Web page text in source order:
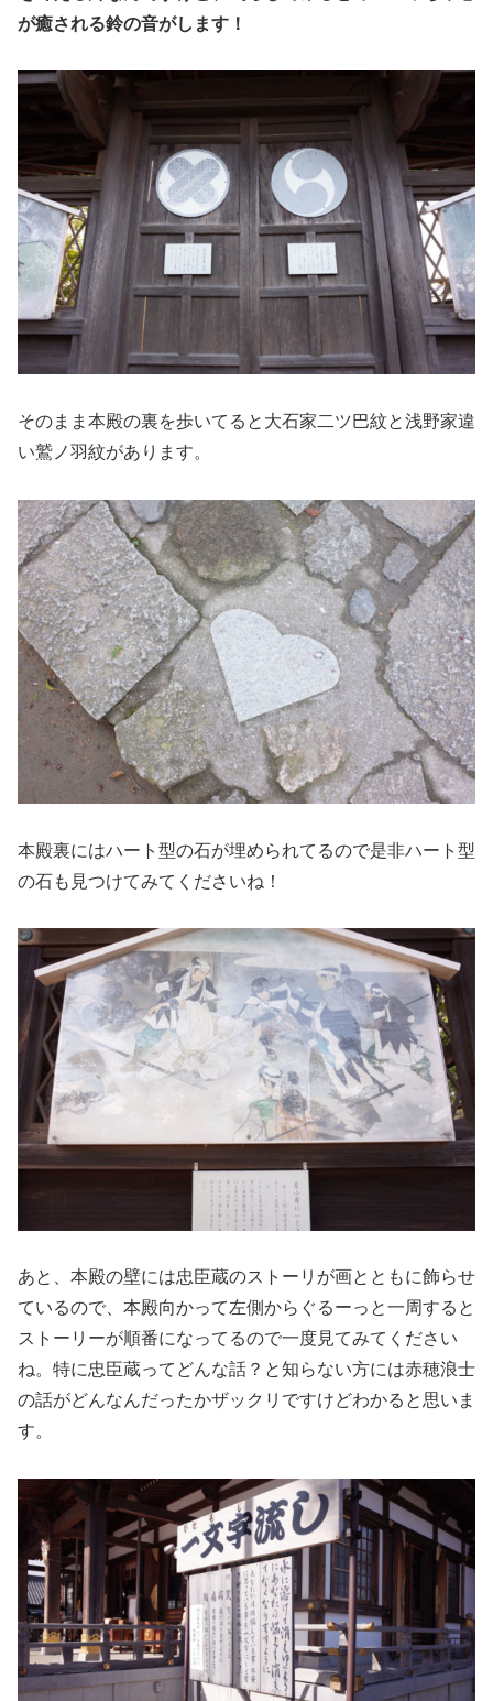
が癒される鈴の音がします！
そのまま本殿の裏を歩いてると大石家二ツ巴紋と浅野家違
い鷲ノ羽紋があります。
本殿裏にはハート型の石が埋められてるので是非ハート型
の石も見つけてみてくださいね！
あと、本殿の壁には忠臣蔵のストーリが画とともに飾らせ
ているので、本殿向かって左側からぐるーっと一周すると
ストーリーが順番になってるので一度見てみてください
ね。特に忠臣蔵ってどんな話？と知らない方には赤穂浪士
の話がどんなんだったかザックリですけどわかると思いま
す。